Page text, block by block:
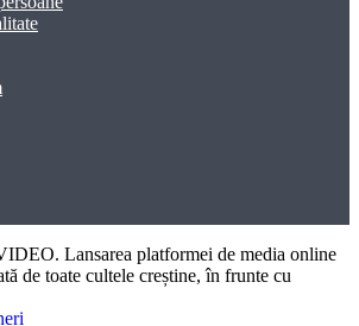
Lansarea platformei de media online
de toate cultele creștine, în frunte cu